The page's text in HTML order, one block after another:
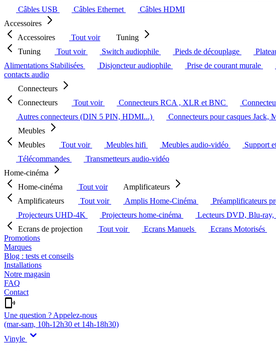
Câbles USB
Câbles Ethernet
Câbles HDMI
Accessoires
Accessoires
Tout voir
Tuning
Tuning
Tout voir Switch audiophile Pieds de découplage
Alimentations Stabilisées
Disjoncteur audiophile Prise de courant murale
contacts audio
Connecteurs
Connecteurs
Tout voir Connecteurs RCA , XLR et BNC
Autres connecteurs (DIN 5 PIN, HDMI...)
Connecteurs pour casques Jack,
Meubles
Meubles
Tout voir Meubles hifi Meubles audio-vidéo Support
Télécommandes
Transmetteurs audio-vidéo
Home-cinéma
Home-cinéma
Tout voir
Amplificateurs
Amplificateurs
Tout voir Amplis Home-Cinéma Préamplificateurs
Projecteurs UHD-4K
Projecteurs home-cinéma Lecteurs DVD, Blu-
Ecrans de projection
Tout voir Ecrans Manuels Ecrans Motorisés
Promotions
Marques
Blog : tests et conseils
Installations
Notre magasin
FAQ
Contact
Une question ? Appelez-nous
(mar-sam, 10h-12h30 et 14h-18h30)
Vinyle